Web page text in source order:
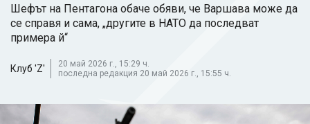
Шефът на Пентагона обаче обяви, че Варшава може да
се справя и сама, „другите в НАТО да последват
примера й“
Клуб 'Z'
20 май 2026 г., 15:29 ч.
последна редакция 20 май 2026 г., 15:55 ч.